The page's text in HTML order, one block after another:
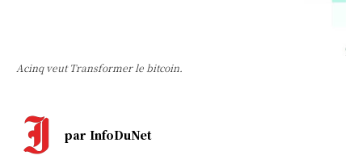
Acinq veut Transformer le bitcoin.
par InfoDuNet